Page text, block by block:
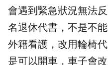
會遇到緊急狀況無法
名退休代書，不是不
外籍看護，改用輪椅
是可以開車，車子會改